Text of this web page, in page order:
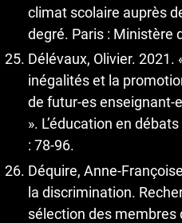
climat scolaire auprès
degré. Paris : Ministère
Délévaux, Olivier. 2021.
inégalités et la
de futur-es enseignant-
». L’éducation en
: 78-96.
Déquire, Anne-
la discrimination.
sélection des membres